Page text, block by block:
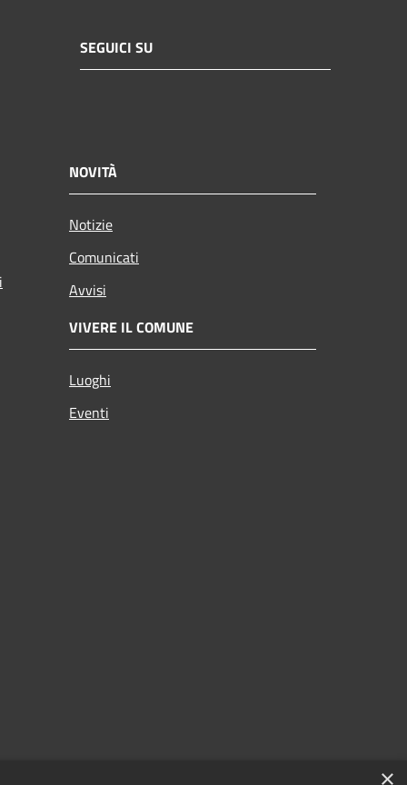
SEGUICI SU
NOVITÀ
Notizie
Comunicati
Avvisi
VIVERE IL COMUNE
Luoghi
Eventi
×